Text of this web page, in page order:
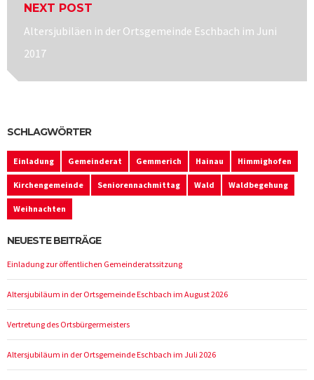
NEXT POST
Next
post:
Altersjubiläen in der Ortsgemeinde Eschbach im Juni
2017
SCHLAGWÖRTER
Einladung Gemeinderat Gemmerich Hainau Himmighofen
Kirchengemeinde Seniorennachmittag Wald Waldbegehung
Weihnachten
NEUESTE BEITRÄGE
Einladung zur öffentlichen Gemeinderatssitzung
Altersjubiläum in der Ortsgemeinde Eschbach im August 2026
Vertretung des Ortsbürgermeisters
Altersjubiläum in der Ortsgemeinde Eschbach im Juli 2026